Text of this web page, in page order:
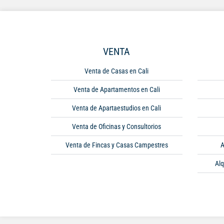
VENTA
Venta de Casas en Cali
Venta de Apartamentos en Cali
Venta de Apartaestudios en Cali
Venta de Oficinas y Consultorios
Venta de Fincas y Casas Campestres